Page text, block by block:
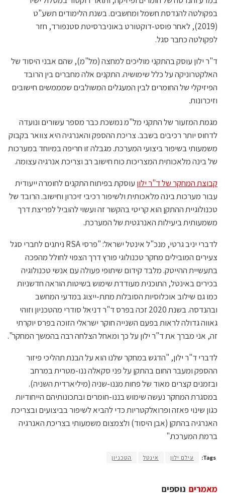
בפקולטה להנדסת חשמל ומחשבים. בשנת הלימודים תשע"ט
(2019), לאחר פוסט-דוקטורט באוניברסיטת סטנפורד, חזר
לפקולטה כחבר סגל.
ד"ר ילון עוסק בהתקני מוליכים למחצה (מל"מ), שהם אבני היסוד של
האלקטרוניקה על כלל שימושיה. התקנים אלה מחברים בין הרובד
הפיזיקלי של החומרים לבין המעגלים המשולבים שמממשים חישובים
וזיכרונות.
מגמת המזעור של התקני מל"מ נמשכת כבר מספר עשורים ונועדה
לדחוס יותר רכיבים בשבב. צריכת ההספק והאנרגיה היא צוואר בקבוק
משמעותי בשיפור ביצועי המערכת. מגבלה זו חריפה במיוחד במערכות
של בינה מלאכותית המצריכות כוח חישוב רב וצריכת אנרגיה עצומה.
קבוצתהמחקרשלד"רילון עוסקת בפיתוח התקנים לחומרה ייעודית
עבור מערכות בינה מלאכותית ולשיפור רכיבי זיכרון וחישוב. הרובד של
טכנולוגיית ההתקן הוא קריטי בהקשר זה ועשוי להוביל לפריצת דרך
משמעותית ביעילות האנרגטית של המערכת.
לדברי יניב גרטי, מנכ"ל אינטל ישראל: "פרסי RSA ניתנים לחברי סגל
צעירים המובילים מחקר טכנולוגי פורץ דרך הצפוי לחולל מהפכה
בתעשיית ההייטק. מלבד קידום שיתופי פעולה עם אנשי טכנולוגיה
בכירים באינטל, התוכנית מעודדת שימוש בשיטות הוראה חדשניות
כמו גם שילוב אוכלוסיות הסובלות מתת-ייצוג במדעי המחשב
ובהנדסה. בשנת 2020 זכה בפרס ד"ר דניאל סודרי מהטכניון וזוהי
גאווה גדולה לראות בפעם השנייה חוקר ישראלי הזוכה בפרס יוקרתי
זה, אני מברך את ד"ר ילון על כך ומאחל הצלחה רבה בהמשך המחקר".
לדברי ד"ר ילון, "הדגש במחקר שלנו הוא על הבנת תהליכי פיזור
ההספק ומעבר החום בהתקן על פני סקאלה ננו-מטרית במרחב
ובזמנים קצרים מאוד של פחות מננו-שניה (מיליארדית השניה).
במסגרת המחקר נעשה שימוש בננו-חומרים ובתכונותיהם הייחודיות
כגון שינוי פאזה ופרואלקטריות כדי להביא לשיפור בביצועים ובצריכת
האנרגיה בהתקן (אבן היסוד) ולצמצום משמעותי בצריכת האנרגיה
ברמת המערכת."
Tags: עילם ילון אינטל הטכניון
נוספים מאמרים